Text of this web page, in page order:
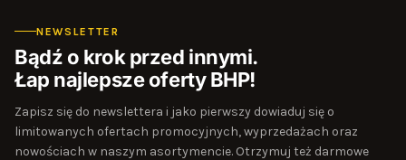
NEWSLETTER
Bądź o krok przed innymi.
Łap najlepsze oferty BHP!
Zapisz się do newslettera i jako pierwszy dowiaduj się o
limitowanych ofertach promocyjnych, wyprzedażach oraz
nowościach w naszym asortymencie. Otrzymuj też darmowe